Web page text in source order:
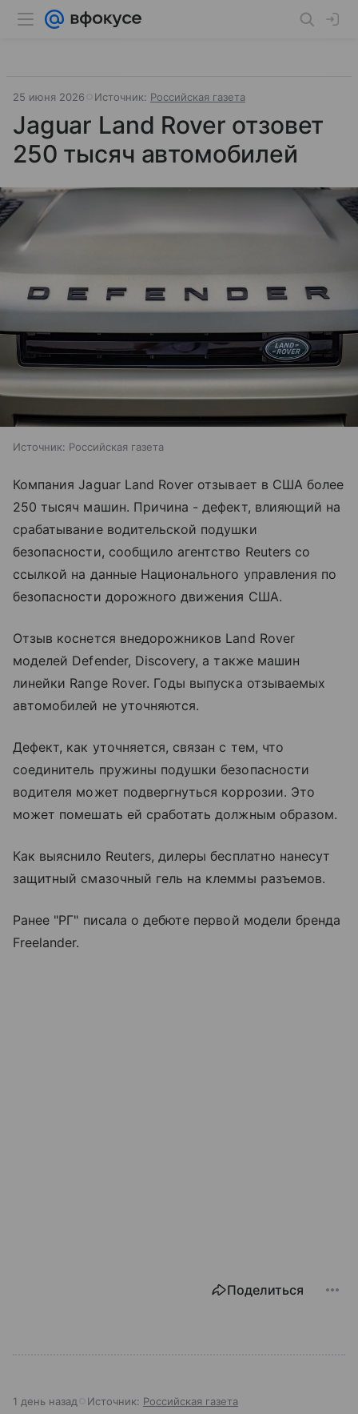
25 июня 2026 Источник: Российская газета
Jaguar Land Rover отзовет
250 тысяч автомобилей
Источник: Российская газета
Компания Jaguar Land Rover отзывает в США более
250 тысяч машин. Причина - дефект, влияющий на
срабатывание водительской подушки
безопасности, сообщило агентство Reuters со
ссылкой на данные Национального управления по
безопасности дорожного движения США.
Отзыв коснется внедорожников Land Rover
моделей Defender, Discovery, а также машин
линейки Range Rover. Годы выпуска отзываемых
автомобилей не уточняются.
Дефект, как уточняется, связан с тем, что
соединитель пружины подушки безопасности
водителя может подвергнуться коррозии. Это
может помешать ей сработать должным образом.
Как выяснило Reuters, дилеры бесплатно нанесут
защитный смазочный гель на клеммы разъемов.
Ранее "РГ" писала о дебюте первой модели бренда
Freelander.
Поделиться
1 день назад Источник: Российская газета